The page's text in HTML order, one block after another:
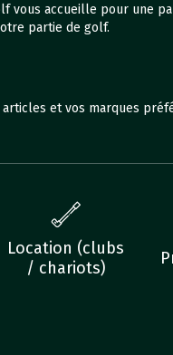
vous accueille pour une
partie de golf.
et vos marques
Location (clubs
/ chariots)